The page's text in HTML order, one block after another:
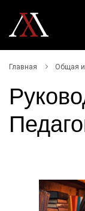
Главная Общая